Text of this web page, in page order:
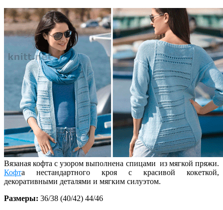
Вязаная кофта с узором выполнена спицами из мягкой пряжи.
Кофта нестандартного кроя с красивой кокеткой,
декоративными деталями и мягким силуэтом.
Размеры: 36/38 (40/42) 44/46